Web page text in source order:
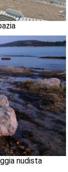
nudista